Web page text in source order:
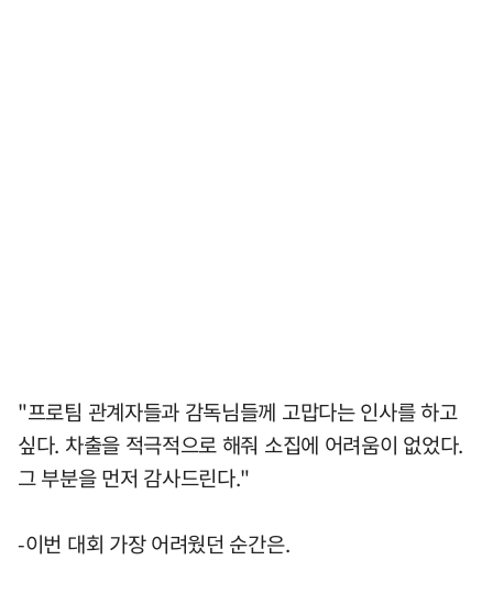
"프로팀 관계자들과 감독님들께 고맙다는 인사를 하고
싶다. 차출을 적극적으로 해줘 소집에 어려움이 없었다.
그 부분을 먼저 감사드린다."
-이번 대회 가장 어려웠던 순간은.